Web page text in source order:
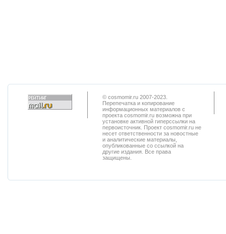
© cosmomir.ru 2007-2023.
Перепечатка и копирование
информационных материалов с
проекта cosmomir.ru возможна при
установке активной гиперссылки на
первоисточник. Проект cosmomir.ru не
несет ответственности за новостные
и аналитические материалы,
опубликованные со ссылкой на
другие издания. Все права
защищены.